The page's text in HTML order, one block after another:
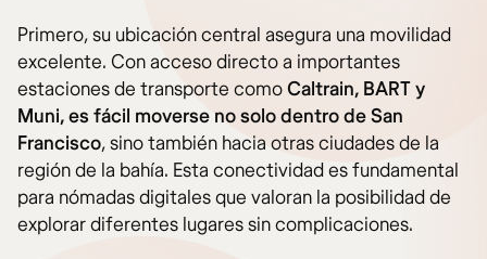
Primero, su ubicación central asegura una movilidad
excelente. Con acceso directo a importantes
estaciones de transporte comoCaltrain, BART y
Muni, es fácil moverse no solo dentro de San
Francisco, sino también hacia otras ciudades de la
región de la bahía. Esta conectividad es fundamental
para nómadas digitales que valoran la posibilidad de
explorar diferentes lugares sin complicaciones.